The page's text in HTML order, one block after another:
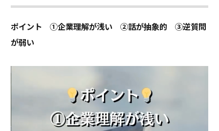
ポイント ①企業理解が浅い ②話が抽象的 ③逆質問
が弱い